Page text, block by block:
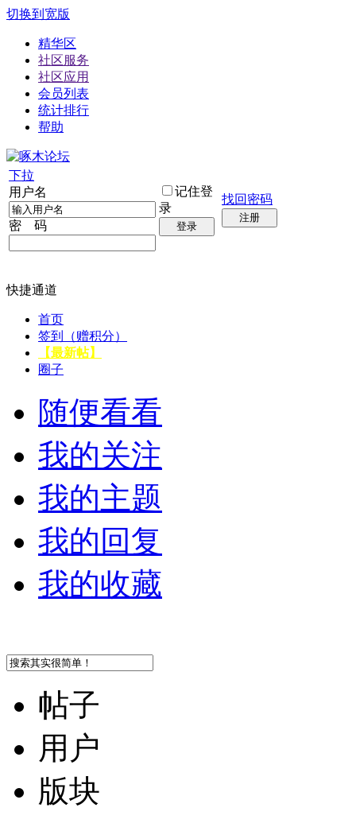
切换到宽版
精华区
社区服务
社区应用
会员列表
统计排行
帮助
下拉
用户名
密 码
记住登
录
登录
找回密码
注册
快捷通道
首页
签到（赠积分）
【最新帖】
圈子
随便看看
我的关注
我的主题
我的回复
我的收藏
帖子
用户
版块